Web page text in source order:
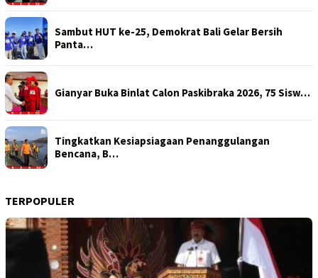
Sambut HUT ke-25, Demokrat Bali Gelar Bersih
Panta…
Gianyar Buka Binlat Calon Paskibraka 2026, 75 Sisw…
Tingkatkan Kesiapsiagaan Penanggulangan
Bencana, B…
TERPOPULER